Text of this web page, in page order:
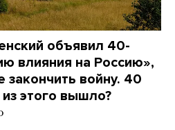
объявил 40-
влияния на Россию»,
закончить войну. 40
этого вышло?